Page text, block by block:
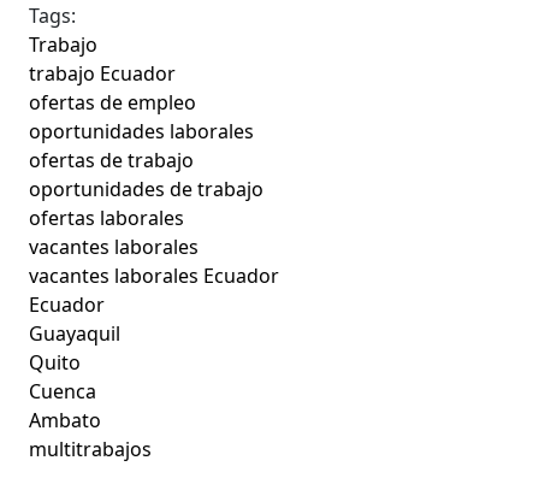
Tags:
Trabajo
trabajo Ecuador
ofertas de empleo
oportunidades laborales
ofertas de trabajo
oportunidades de trabajo
ofertas laborales
vacantes laborales
vacantes laborales Ecuador
Ecuador
Guayaquil
Quito
Cuenca
Ambato
multitrabajos